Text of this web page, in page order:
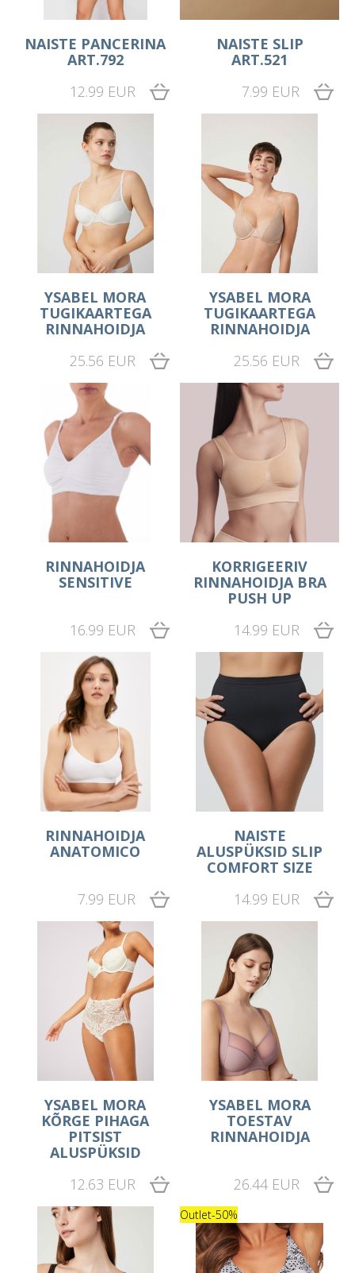
NAISTE PANCERINA
ART.792
12.99 EUR
NAISTE SLIP
ART.521
7.99 EUR
YSABEL MORA
TUGIKAARTEGA
RINNAHOIDJA
25.56 EUR
YSABEL MORA
TUGIKAARTEGA
RINNAHOIDJA
25.56 EUR
RINNAHOIDJA
SENSITIVE
16.99 EUR
KORRIGEERIV
RINNAHOIDJA BRA
PUSH UP
14.99 EUR
RINNAHOIDJA
ANATOMICO
7.99 EUR
NAISTE
ALUSPÜKSID SLIP
COMFORT SIZE
14.99 EUR
YSABEL MORA
KÕRGE PIHAGA
PITSIST
ALUSPÜKSID
12.63 EUR
YSABEL MORA
TOESTAV
RINNAHOIDJA
26.44 EUR
Outlet-50%